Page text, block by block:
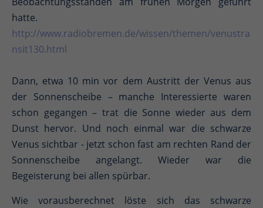
hatte.
http://www.radiobremen.de/wissen/themen/venustra
nsit130.html
Dann, etwa 10 min vor dem Austritt der Venus aus
der Sonnenscheibe – manche Interessierte waren
schon gegangen – trat die Sonne wieder aus dem
Dunst hervor. Und noch einmal war die schwarze
Venus sichtbar - jetzt schon fast am rechten Rand der
Sonnenscheibe angelangt. Wieder war die
Begeisterung bei allen spürbar.
Wie vorausberechnet löste sich das schwarze